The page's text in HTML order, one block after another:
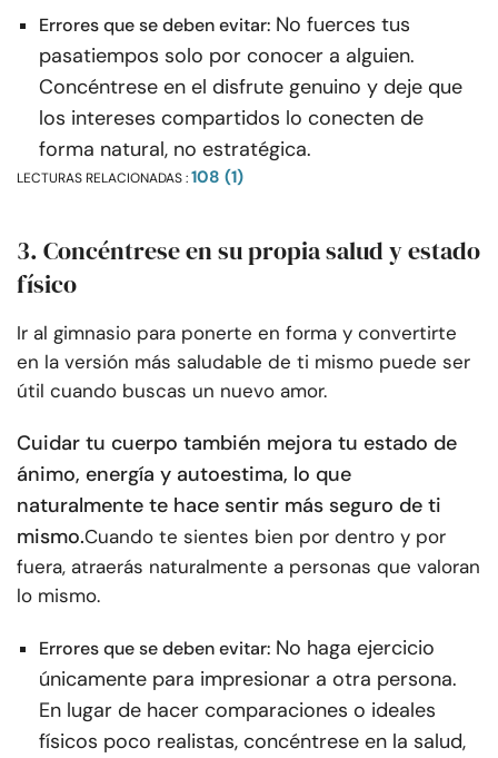
Errores que se deben evitar: No fuerces tus
pasatiempos solo por conocer a alguien.
Concéntrese en el disfrute genuino y deje que
los intereses compartidos lo conecten de
forma natural, no estratégica.
LECTURAS RELACIONADAS :108 (1)
3. Concéntrese en su propia salud y estado
físico
Ir al gimnasio para ponerte en forma y convertirte
en la versión más saludable de ti mismo puede ser
útil cuando buscas un nuevo amor.
Cuidar tu cuerpo también mejora tu estado de
ánimo, energía y autoestima, lo que
naturalmente te hace sentir más seguro de ti
mismo.Cuando te sientes bien por dentro y por
fuera, atraerás naturalmente a personas que valoran
lo mismo.
Errores que se deben evitar: No haga ejercicio
únicamente para impresionar a otra persona.
En lugar de hacer comparaciones o ideales
físicos poco realistas, concéntrese en la salud,